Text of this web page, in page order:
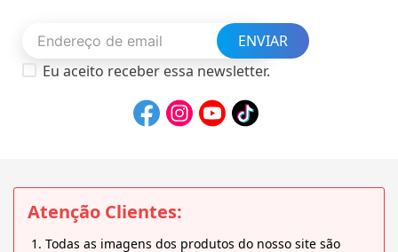
ENVIAR
Eu aceito receber essa newsletter.
Atenção Clientes:
Todas as imagens dos produtos do nosso site são